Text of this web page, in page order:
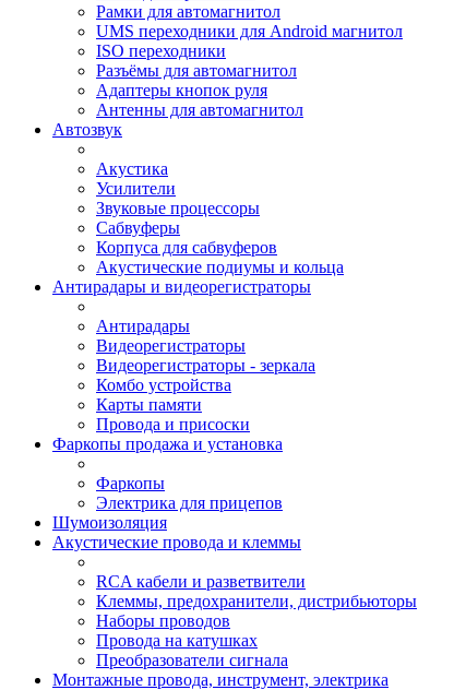
Рамки для автомагнитол
UMS переходники для Android магнитол
ISO переходники
Разъёмы для автомагнитол
Адаптеры кнопок руля
Антенны для автомагнитол
Автозвук
Акустика
Усилители
Звуковые процессоры
Сабвуферы
Корпуса для сабвуферов
Акустические подиумы и кольца
Антирадары и видеорегистраторы
Антирадары
Видеорегистраторы
Видеорегистраторы - зеркала
Комбо устройства
Карты памяти
Провода и присоски
Фаркопы продажа и установка
Фаркопы
Электрика для прицепов
Шумоизоляция
Акустические провода и клеммы
RCA кабели и разветвители
Клеммы, предохранители, дистрибьюторы
Наборы проводов
Провода на катушках
Преобразователи сигнала
Монтажные провода, инструмент, электрика